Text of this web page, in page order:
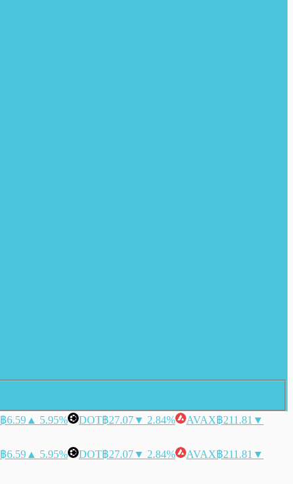
฿6.59 ▲ 5.95% DOT฿27.07▼ 2.84% AVAX฿211.81 ▼
฿6.59 ▲ 5.95% DOT฿27.07▼ 2.84% AVAX฿211.81 ▼